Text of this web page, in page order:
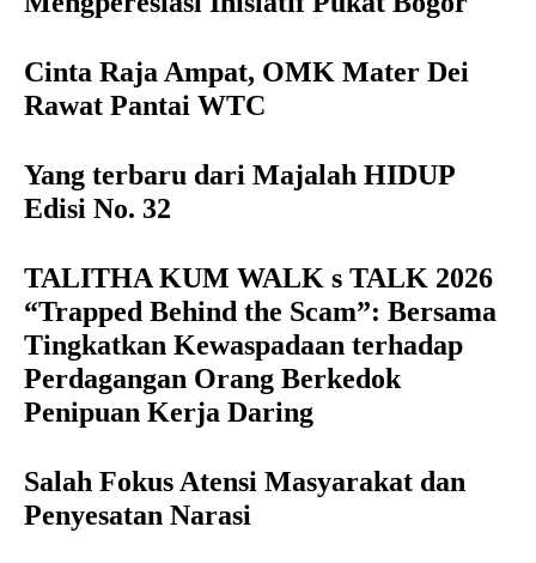
Cinta Raja Ampat, OMK Mater Dei
Rawat Pantai WTC
Yang terbaru dari Majalah HIDUP
Edisi No. 32
TALITHA KUM WALK s TALK 2026
“Trapped Behind the Scam”: Bersama
Tingkatkan Kewaspadaan terhadap
Perdagangan Orang Berkedok
Penipuan Kerja Daring
Salah Fokus Atensi Masyarakat dan
Penyesatan Narasi